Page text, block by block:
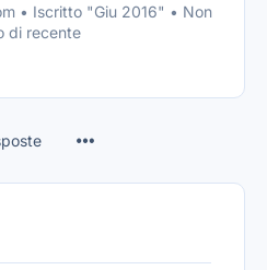
• Iscritto "Giu 2016" • Non
di recente